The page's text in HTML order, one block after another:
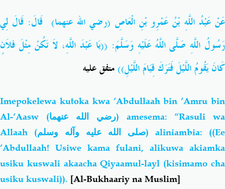
Familia-Jamii Maswali-Majibu
Chemsha Bongo Vitabu
عَنْ عَبْدُ اللَّهِ بْنُ عَمْرِو بْنِ الْعَاصِ (رضي الله عنهما) قَالَ: قَالَ لِي
رَسُولُ اللَّهِ صَلَّى اللَّهُ عَلَيْهِ وَسَلَّمَ: ((يَا عَبْدَ اللَّهِ، لاَ تَكُنْ مِثْلَ فلاَنٍ
كَانَ يَقُومُ اللَّيْلَ فَتَرَكَ قِيَامَ اللَّيْلِ))متفق عليه
Imepokelewa kutoka kwa ‘Abdullaah bin ‘Amru bin
Al-‘Aasw (رضي الله عنهما) amesema: “Rasuli wa
Allaah (صلى الله عليه وآله وسلم) aliniambia: ((Ee
‘Abdullaah! Usiwe kama fulani, alikuwa akiamka
usiku kuswali akaacha Qiyaamul-layl (kisimamo cha
usiku kuswali)). [Al-Bukhaariy na Muslim]